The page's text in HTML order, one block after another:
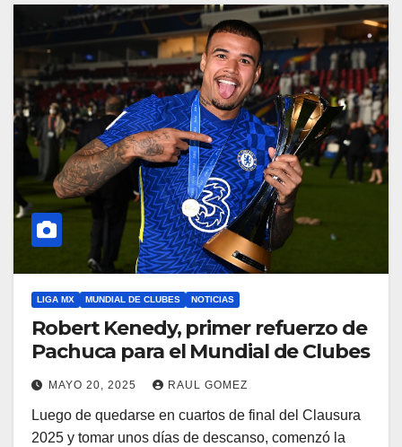
LIGA MX MUNDIAL DE CLUBES NOTICIAS
Robert Kenedy, primer refuerzo de
Pachuca para el Mundial de Clubes
MAYO 20, 2025 RAUL GOMEZ
Luego de quedarse en cuartos de final del Clausura
2025 y tomar unos días de descanso, comenzó la